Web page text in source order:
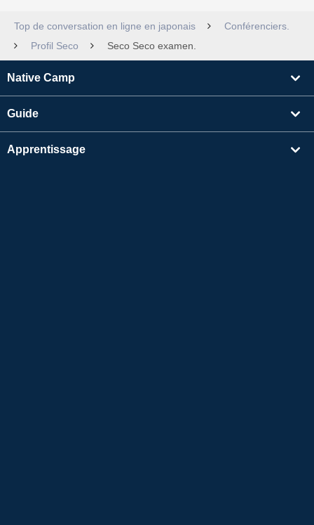
Top de conversation en ligne en japonais
Conférenciers.
Profil Seco
Seco Seco examen.
Native Camp
Guide
Apprentissage